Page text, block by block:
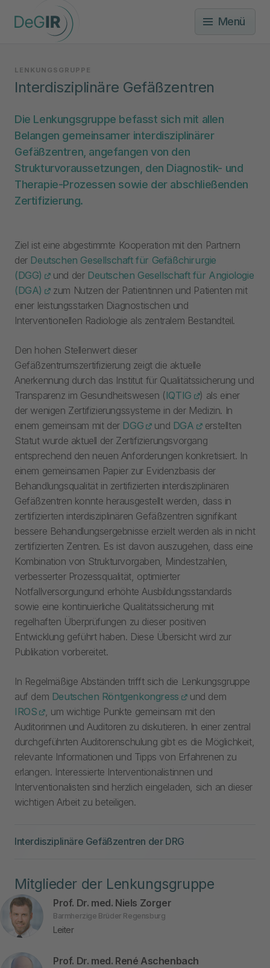
Menü
LENKUNGSGRUPPE
Interdisziplinäre Gefäßzentren
Die Lenkungsgruppe befasst sich mit allen
Belangen gemeinsamer interdisziplinärer
Gefäßzentren, angefangen von den
Strukturvoraussetzungen, den Diagnostik- und
Therapie-Prozessen sowie der abschließenden
Zertifizierung.
Ziel ist eine abgestimmte Kooperation mit den Partnern
der Deutschen Gesellschaft für Gefäßchirurgie
(DGG)
und der Deutschen Gesellschaft für Angiologie
(DGA)
zum Nutzen der Patientinnen und Patienten mit
einer leistungsstarken Diagnostischen und
Interventionellen Radiologie als zentralem Bestandteil.
Den hohen Stellenwert dieser
Gefäßzentrumszertifizierung zeigt die aktuelle
Anerkennung durch das Institut für Qualitätssicherung und
Transparenz im Gesundheitswesen (IQTIG
) als einer
der wenigen Zertifizierungssysteme in der Medizin. In
einem gemeinsam mit der DGG und DGA
erstellten
Statut wurde aktuell der Zertifizierungsvorgang
entsprechend den neuen Anforderungen konkretisiert. In
einem gemeinsamen Papier zur Evidenzbasis der
Behandlungsqualität in zertifizierten interdisziplinären
Gefäßzentren konnte herausgestellt werden, dass in
zertifizierten interdisziplinären Gefäßzentren signifikant
bessere Behandlungsergebnisse erzielt werden als in nicht
zertifizierten Zentren. Es ist davon auszugehen, dass eine
Kombination von Strukturvorgaben, Mindestzahlen,
verbesserter Prozessqualität, optimierter
Notfallversorgungund erhöhte Ausbildungsstandards
sowie eine kontinuierliche Qualitätssicherung mit
regelhaften Überprüfungen zu dieser positiven
Entwicklung geführt haben. Diese Übersicht wird zur
Publikation vorbereitet.
In Regelmäßige Abständen trifft sich die Lenkungsgruppe
auf dem Deutschen Röntgenkongress
und dem
IROS
, um wichtige Punkte gemeinsam mit den
Auditorinnen und Auditoren zu diskutieren. In einer zentral
durchgeführten Auditorenschulung gibt es die Möglichkeit,
relevante Informationen und Tipps von Erfahrenen zu
erlangen. Interessierte Interventionalistinnen und
Interventionalisten sind herzlich eingeladen, sich an dieser
wichtigen Arbeit zu beteiligen.
Interdisziplinäre Gefäßzentren der DRG
Mitglieder der Lenkungsgruppe
Prof. Dr. med. Niels Zorger
Barmherzige Brüder Regensburg
Leiter
Prof. Dr. med. René Aschenbach